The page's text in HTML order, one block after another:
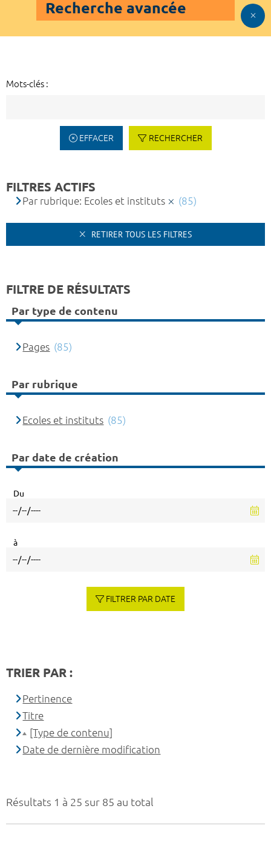
Recherche avancée
Mots-clés :
EFFACER RECHERCHER
Résultats 1 à 25 sur 85 au total
FILTRES ACTIFS
Par rubrique: Ecoles et instituts (85)
RETIRER TOUS LES FILTRES
FILTRE DE RÉSULTATS
Par type de contenu
Pages (85)
Par rubrique
Ecoles et instituts (85)
Par date de création
Du
à
FILTRER PAR DATE
TRIER PAR :
Pertinence
Titre
[Type de contenu]
Date de dernière modification